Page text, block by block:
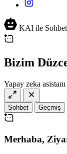
KAI ile
Bizim
Yapay zeka asistanı
Sohbet Geçmiş
Merhaba,